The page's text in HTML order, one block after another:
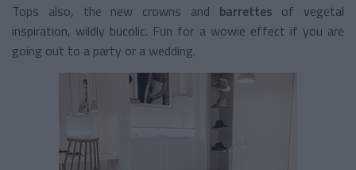
Tops also, the new crowns and barrettes of vegetal
inspiration, wildly bucolic. Fun for a wowie effect if you are
going out to a party or a wedding.